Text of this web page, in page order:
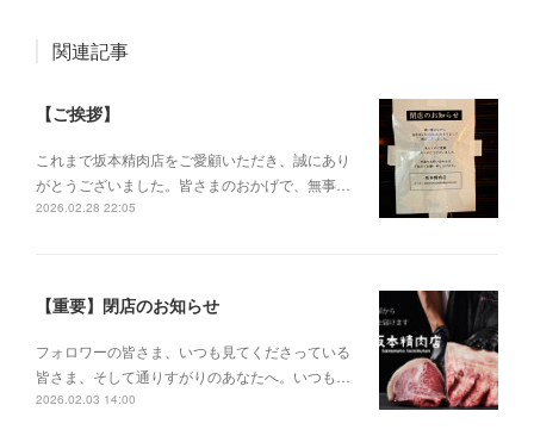
関連記事
【ご挨拶】
これまで坂本精肉店をご愛顧いただき、誠にあり
がとうございました。皆さまのおかげで、無事…
2026.02.28 22:05
【重要】閉店のお知らせ
フォロワーの皆さま、いつも見てくださっている
皆さま、そして通りすがりのあなたへ。いつも…
2026.02.03 14:00